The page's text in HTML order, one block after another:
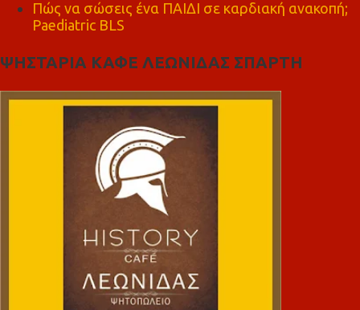
Πώς να σώσεις ένα ΠΑΙΔΙ σε καρδιακή ανακοπή;
Paediatric BLS
ΨΗΣΤΑΡΙΑ ΚΑΦΕ ΛΕΩΝΙΔΑΣ ΣΠΑΡΤΗ